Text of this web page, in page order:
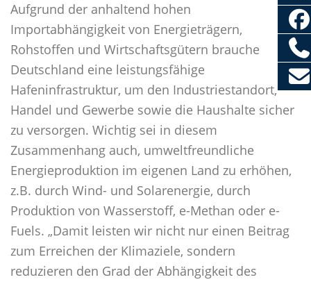
Aufgrund der anhaltend hohen
Importabhängigkeit von Energieträgern,
Rohstoffen und Wirtschaftsgütern brauche
Deutschland eine leistungsfähige
Hafeninfrastruktur, um den Industriestandort,
Handel und Gewerbe sowie die Haushalte sicher
zu versorgen. Wichtig sei in diesem
Zusammenhang auch, umweltfreundliche
Energieproduktion im eigenen Land zu erhöhen,
z.B. durch Wind- und Solarenergie, durch
Produktion von Wasserstoff, e-Methan oder e-
Fuels. „Damit leisten wir nicht nur einen Beitrag
zum Erreichen der Klimaziele, sondern
reduzieren den Grad der Abhängigkeit des